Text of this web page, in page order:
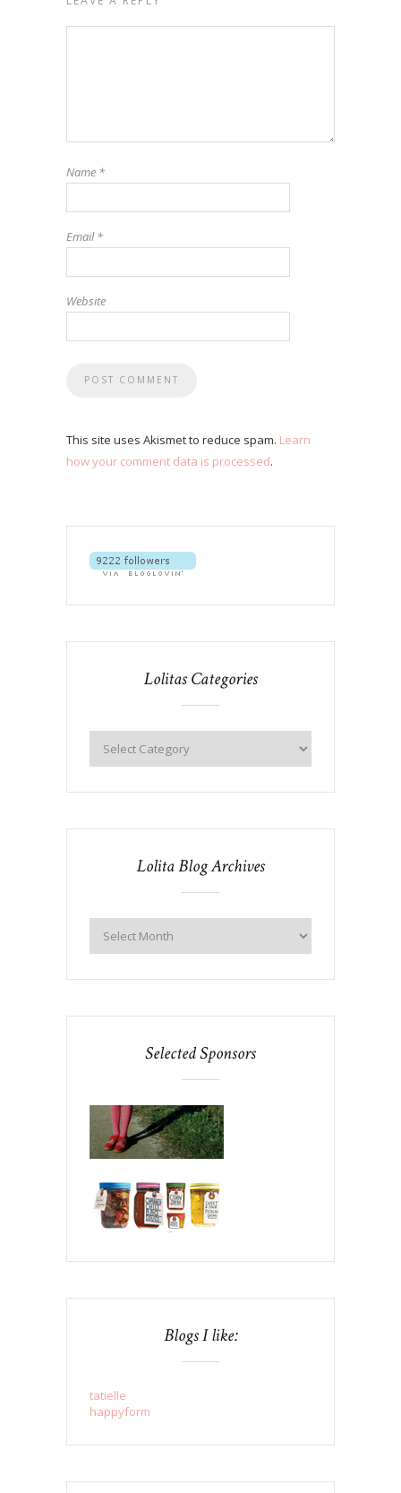
Name *
Email*
Website
This site uses Akismet to reduce spam. Learn
how your comment data is processed.
Lolitas Categories
Lolita Blog Archives
Selected Sponsors
Blogs I like:
tatielle
happyform